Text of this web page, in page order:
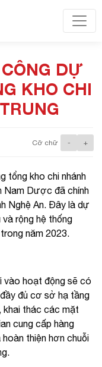
DỰ
KHO CHI
Cỡ chữ - +
tổng kho chi nhánh
Nam Dược đã chính
Nghệ An. Đây là dự
rộng hệ thống
năm 2023.
vào hoạt động sẽ có
đủ cơ sở hạ tầng
khai thác các mặt
cung cấp hàng
thiện hơn chuỗi